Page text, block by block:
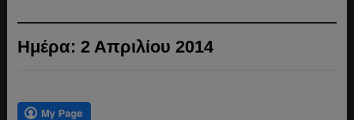
Ημέρα: 2 Απριλίου 2014